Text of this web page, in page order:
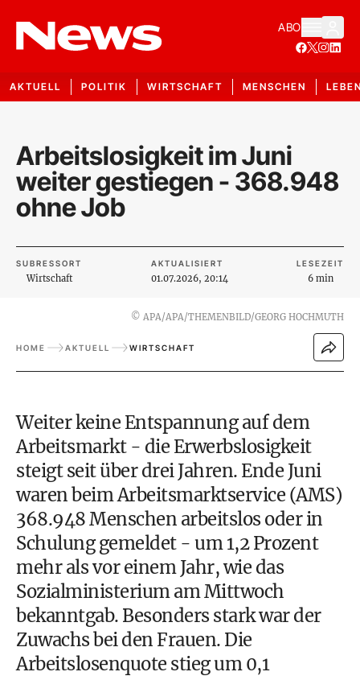
ABO
AKTUELL POLITIK WIRTSCHAFT MENSCHEN
Arbeitslosigkeit im Juni
weiter gestiegen - 368.948
ohne Job
SUBRESSORT
Wirtschaft
AKTUALISIERT
01.07.2026, 20:14
LESEZEIT
6 min
© APA/APA/THEMENBILD/GEORG HOCHMUTH
HOME AKTUELL WIRTSCHAFT
Weiter keine Entspannung auf dem
Arbeitsmarkt - die Erwerbslosigkeit
steigt seit über drei Jahren. Ende Juni
waren beim Arbeitsmarktservice (AMS)
368.948 Menschen arbeitslos oder in
Schulung gemeldet - um 1,2 Prozent
mehr als vor einem Jahr, wie das
Sozialministerium am Mittwoch
bekanntgab. Besonders stark war der
Zuwachs bei den Frauen. Die
Arbeitslosenquote stieg um 0,1